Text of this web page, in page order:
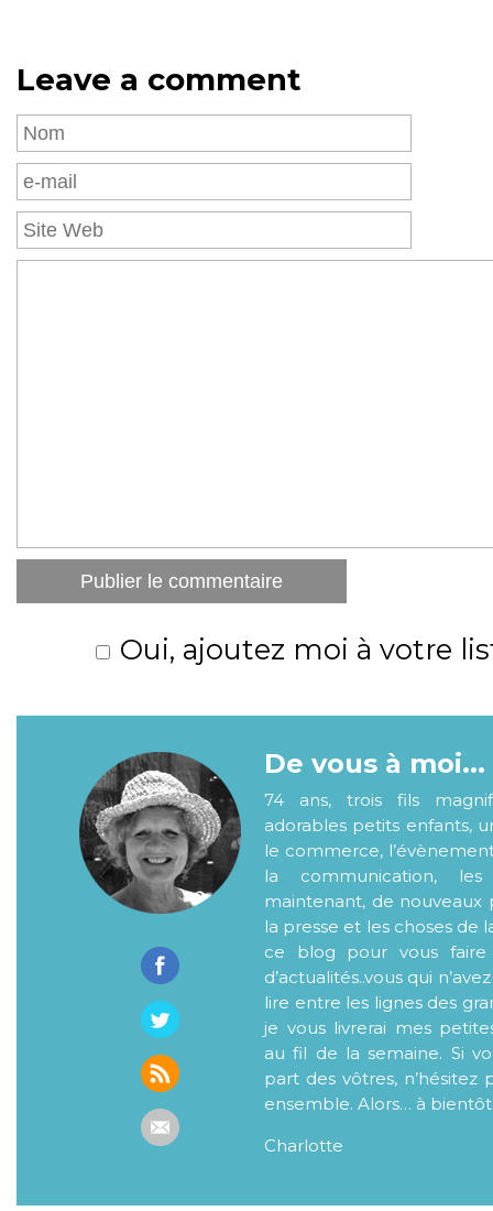
Leave a comment
Oui, ajoutez moi à votre
De vous à moi...
74 ans, trois fils
adorables petits enfants,
le commerce,
la communication,
maintenant, de nouveaux
la presse et les choses de
ce blog pour vous faire
d’actualités..vous qui
lire entre les lignes des
je vous livrerai mes
au fil de la semaine. Si
part des vôtres, n’hésitez
ensemble. Alors… à bientôt
Charlotte